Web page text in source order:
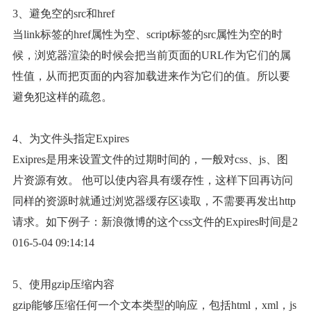
3、避免空的src和href
当link标签的href属性为空、script标签的src属性为空的时
候，浏览器渲染的时候会把当前页面的URL作为它们的属
性值，从而把页面的内容加载进来作为它们的值。所以要
避免犯这样的疏忽。
4、为文件头指定Expires
Exipres是用来设置文件的过期时间的，一般对css、js、图
片资源有效。 他可以使内容具有缓存性，这样下回再访问
同样的资源时就通过浏览器缓存区读取，不需要再发出http
请求。如下例子：新浪微博的这个css文件的Expires时间是2
016-5-04 09:14:14
5、使用gzip压缩内容
gzip能够压缩任何一个文本类型的响应，包括html，xml，js